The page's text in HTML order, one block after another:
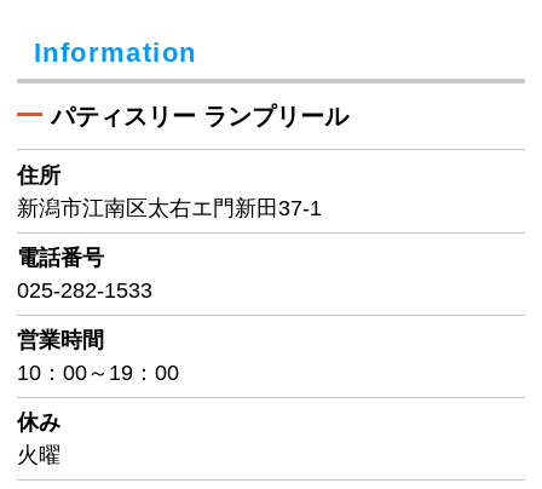
Information
パティスリー ランプリール
住所
新潟市江南区太右エ門新田37-1
電話番号
025-282-1533
営業時間
10：00～19：00
休み
火曜